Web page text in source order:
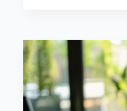
Les
étapes
essentielles